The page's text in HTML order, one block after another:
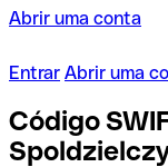
Abrir uma conta
Entrar Abrir uma
Código